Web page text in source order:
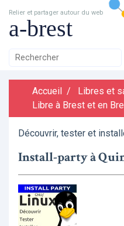
Relier et partager autour du web
a-brest
Accueil / Libres et
Libre à Brest et en
Découvrir, tester et
Install-party à